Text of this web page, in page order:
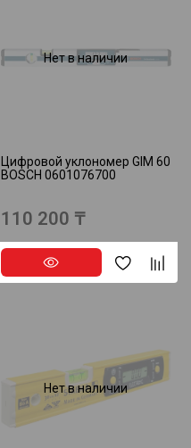
Нет в наличии
Цифровой уклономер GIM 60
BOSCH 0601076700
110 200 ₸
Нет в наличии